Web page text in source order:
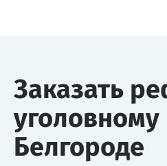
Заказать
уголовному
Белгороде